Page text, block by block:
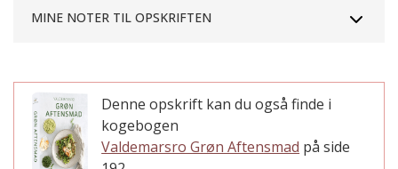
MINE NOTER TIL OPSKRIFTEN
Denne opskrift kan du også finde i
kogebogen
Valdemarsro Grøn Aftensmad på side